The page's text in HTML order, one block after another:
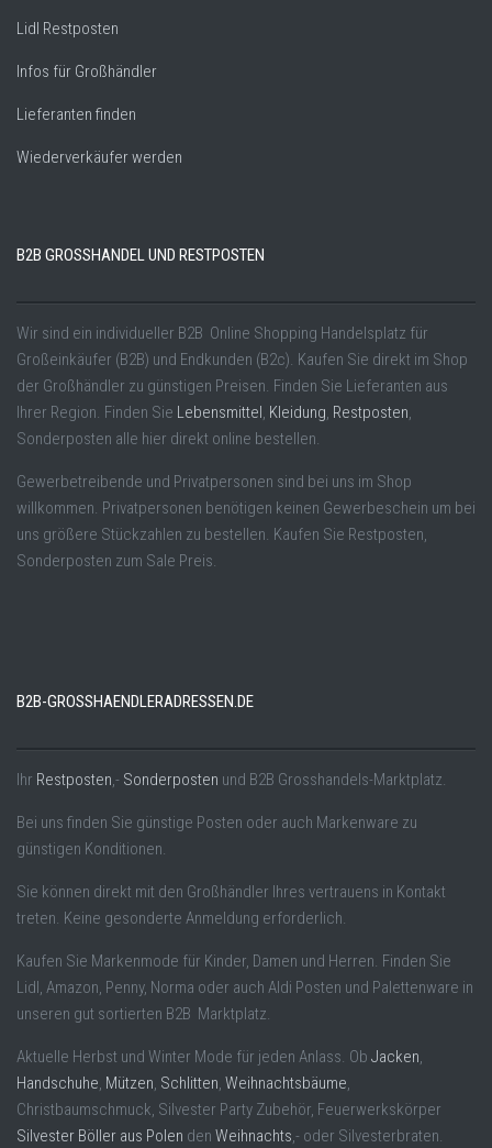
Lidl Restposten
Infos für Großhändler
Lieferanten finden
Wiederverkäufer werden
B2B GROSSHANDEL UND RESTPOSTEN
Wir sind ein individueller B2B Online Shopping Handelsplatz für
Großeinkäufer (B2B) und Endkunden (B2c). Kaufen Sie direkt im Shop
der Großhändler zu günstigen Preisen. Finden Sie Lieferanten aus
Ihrer Region. Finden Sie Lebensmittel, Kleidung, Restposten,
Sonderposten alle hier direkt online bestellen.
Gewerbetreibende und Privatpersonen sind bei uns im Shop
willkommen. Privatpersonen benötigen keinen Gewerbeschein um bei
uns größere Stückzahlen zu bestellen. Kaufen Sie Restposten,
Sonderposten zum Sale Preis.
B2B-GROSSHAENDLERADRESSEN.DE
Ihr Restposten,- Sonderposten und B2B Grosshandels-Marktplatz.
Bei uns finden Sie günstige Posten oder auch Markenware zu
günstigen Konditionen.
Sie können direkt mit den Großhändler Ihres vertrauens in Kontakt
treten. Keine gesonderte Anmeldung erforderlich.
Kaufen Sie Markenmode für Kinder, Damen und Herren. Finden Sie
Lidl, Amazon, Penny, Norma oder auch Aldi Posten und Palettenware in
unseren gut sortierten B2B Marktplatz.
Aktuelle Herbst und Winter Mode für jeden Anlass. Ob Jacken,
Handschuhe, Mützen, Schlitten, Weihnachtsbäume,
Christbaumschmuck, Silvester Party Zubehör, Feuerwerkskörper
Silvester Böller aus Polen den Weihnachts,- oder Silvesterbraten.